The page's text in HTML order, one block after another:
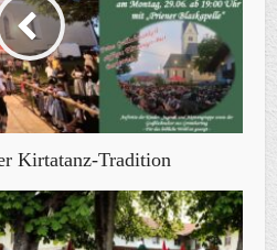
Kirtatanz-Tradition